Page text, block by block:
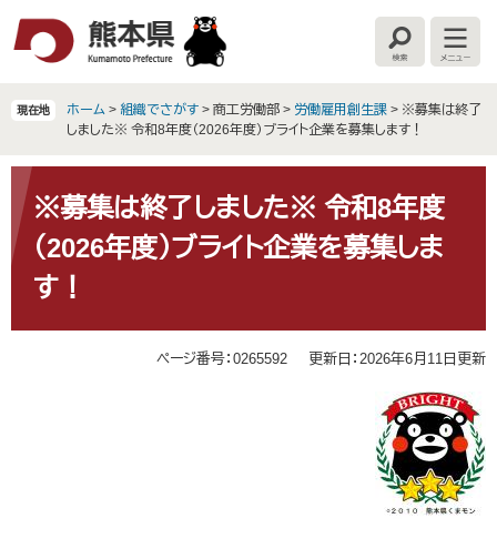
文
へ
検
索
メ
ニ
ー
現在地 ホーム > 組織でさがす > 商工労働部 > 労働雇用創生課 > ※募集は終了
しました※ 令和8年度（2026年度）ブライト企業を募集します！
文 ※募集は終了しました※ 令和8年度
（2026年度）ブライト企業を募集しま
す！
ページ番号：0265592 更新日：2026年6月11日更新